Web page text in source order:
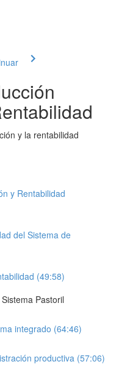
y la rentabilidad
y Rentabilidad
del Sistema de
(49:58)
Pastoril
integrado (64:46)
productiva (57:06)